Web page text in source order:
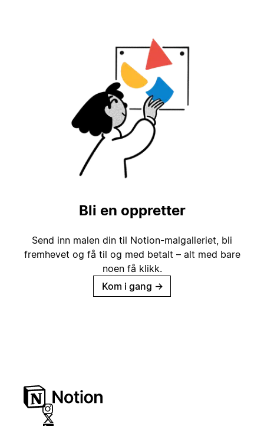
Bli en oppretter
Send inn malen din til Notion-malgalleriet, bli
fremhevet og få til og med betalt – alt med bare
noen få klikk.
Kom i gang →